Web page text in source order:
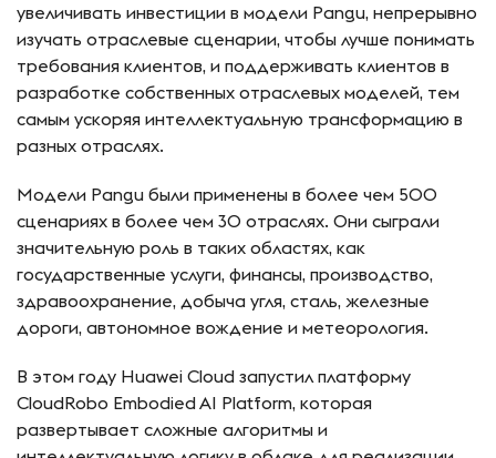
увеличивать инвестиции в модели Pangu, непрерывно
изучать отраслевые сценарии, чтобы лучше понимать
требования клиентов, и поддерживать клиентов в
разработке собственных отраслевых моделей, тем
самым ускоряя интеллектуальную трансформацию в
разных отраслях.
Модели Pangu были применены в более чем 500
сценариях в более чем 30 отраслях. Они сыграли
значительную роль в таких областях, как
государственные услуги, финансы, производство,
здравоохранение, добыча угля, сталь, железные
дороги, автономное вождение и метеорология.
В этом году Huawei Cloud запустил платформу
CloudRobo Embodied AI Platform, которая
развертывает сложные алгоритмы и